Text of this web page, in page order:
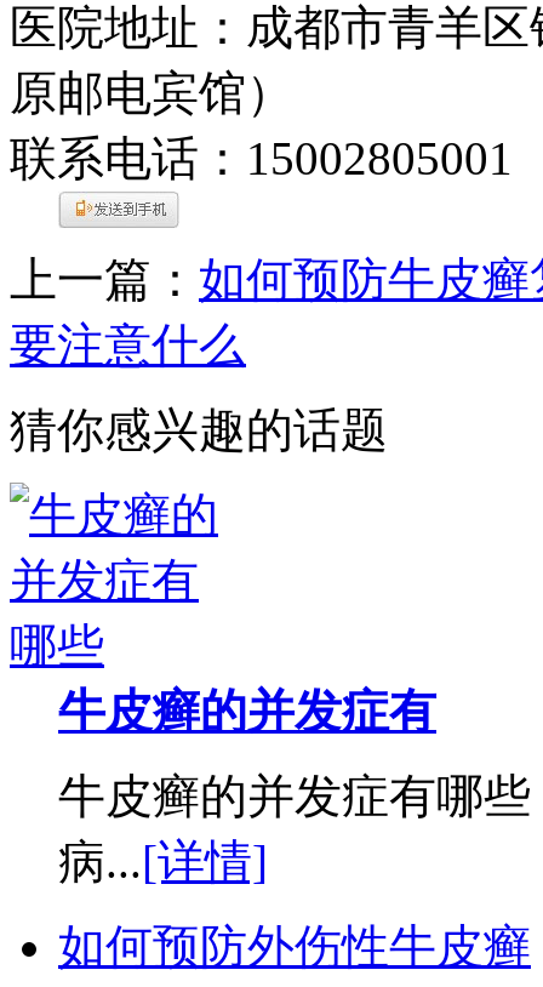
医院地址：成都市青羊
原邮电宾馆）
联系电话：15002805001
上一篇： 如何预防牛皮癣
要注意什么
猜你感兴趣的话题
牛皮癣的并发症有
牛皮癣的并发症有哪
病...[详情]
如何预防外伤性牛皮癣